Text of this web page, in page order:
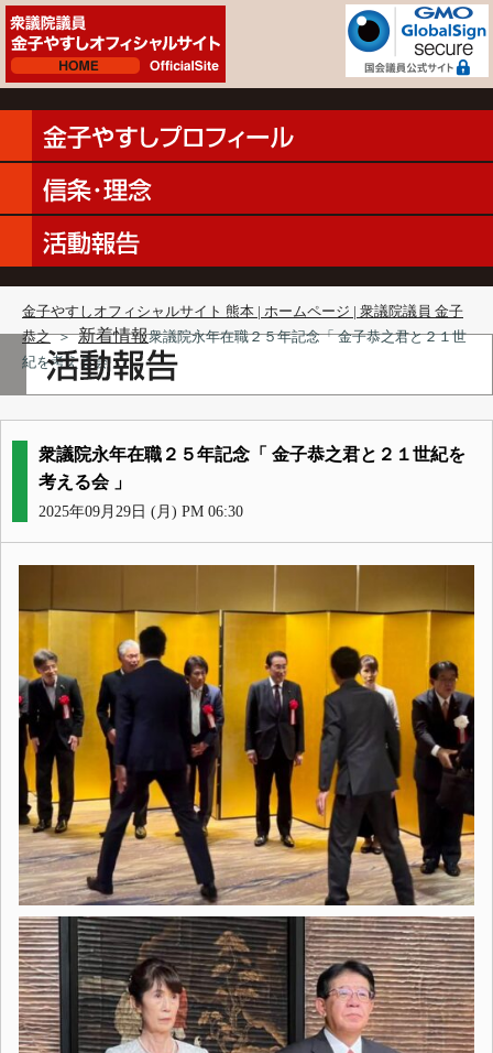
金子やすしオフィシャルサイト 熊本 | ホームページ | 衆議院議員 金子
恭之 ＞ 新着情報衆議院永年在職２５年記念「 金子恭之君と２１世
紀を考える会 」
衆議院永年在職２５年記念「 金子恭之君と２１世紀を
考える会 」
2025年09月29日 (月) PM 06:30